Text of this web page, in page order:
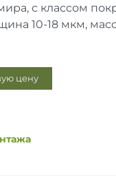
с классом
10-18 мкм,
цену
персональных